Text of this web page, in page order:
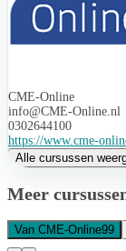
CME-Online
info@CME-Online.nl
0302644100
https://www.cme-
Alle cursussen
Meer
Van CME-Online99